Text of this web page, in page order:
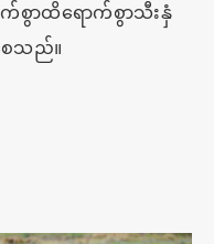
ာထိရောက်စွာသီးနှံ
ေသည်။